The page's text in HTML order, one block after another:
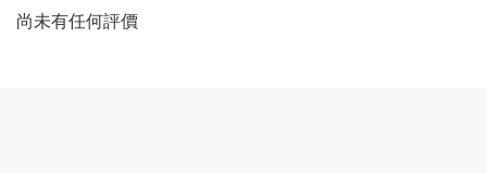
尚未有任何評價